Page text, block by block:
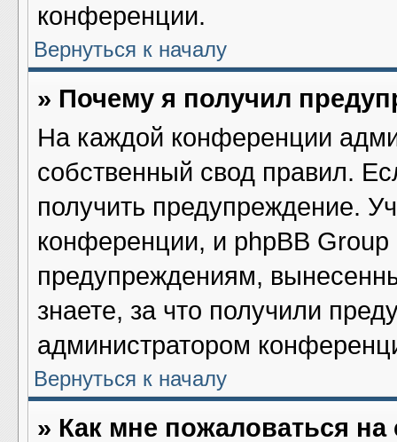
конференции.
Вернуться к началу
» Почему я получил
На каждой конференции
собственный свод правил.
получить предупреждение.
конференции, и phpBB Group
предупреждениям,
знаете, за что получили
администратором
Вернуться к началу
» Как мне пожаловаться